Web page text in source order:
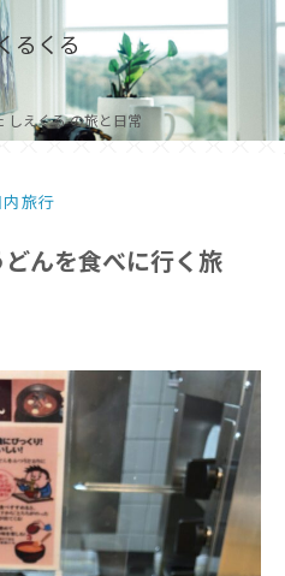
るくる
しえくる の旅と日常
旅行
んを食べに行く旅